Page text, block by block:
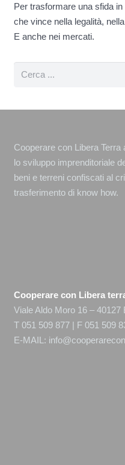
Per trasformare una sfida
che vince nella legalità,
E anche nei mercati.
Cooperare con Libera
lo sviluppo imprenditoriale
beni e terreni confiscati al
trasferimento di know how.
Cooperare con Libera
Viale Aldo Moro 16 – 40127
T 051 509 877 | F 051 509
E-MAIL: